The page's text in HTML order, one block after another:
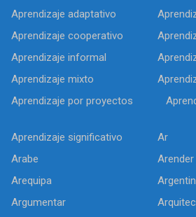
Aprendizaje adaptativo
Aprendizaje cooperativo
Aprendizaje informal
Aprendizaje mixto
Aprendizaje por proyectos
Aprendizaje significativo
Ar
Arabe
Arequipa
Argumentar